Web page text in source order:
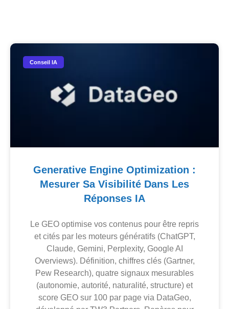
Conseil IA
Generative Engine Optimization :
Mesurer Sa Visibilité Dans Les
Réponses IA
Le GEO optimise vos contenus pour être repris
et cités par les moteurs génératifs (ChatGPT,
Claude, Gemini, Perplexity, Google AI
Overviews). Définition, chiffres clés (Gartner,
Pew Research), quatre signaux mesurables
(autonomie, autorité, naturalité, structure) et
score GEO sur 100 par page via DataGeo,